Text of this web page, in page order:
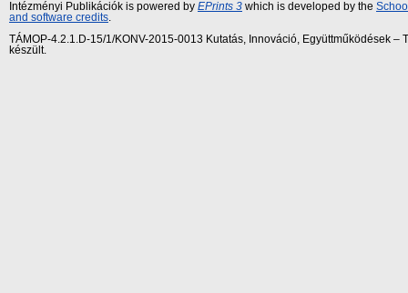
Intézményi Publikációk is powered by EPrints 3 which is developed by the
and software credits
TÁMOP-4.2.1.D-15/1/KONV-2015-0013 Kutatás, Innováció, Együttműködések
készült.